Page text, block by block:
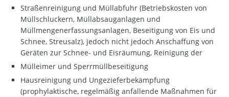
Straßenreinigung und Müllabfuhr (Betriebskosten von
Müllschluckern, Müllabsauganlagen und
Müllmengenerfassungsanlagen, Beseitigung von Eis und
Schnee, Streusalz), jedoch nicht jedoch Anschaffung von
Geräten zur Schnee- und Eisräumung, Reinigung der
Mülleimer und Sperrmüllbeseitigung
Hausreinigung und Ungezieferbekämpfung
(prophylaktische, regelmäßig anfallende Maßnahmen für